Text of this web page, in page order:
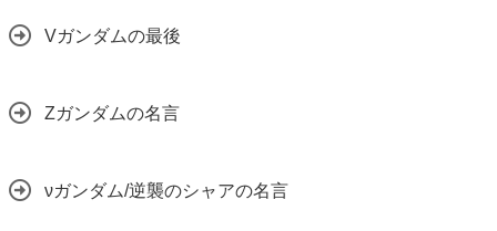
Vガンダムの最後
Zガンダムの名言
νガンダム/逆襲のシャアの名言